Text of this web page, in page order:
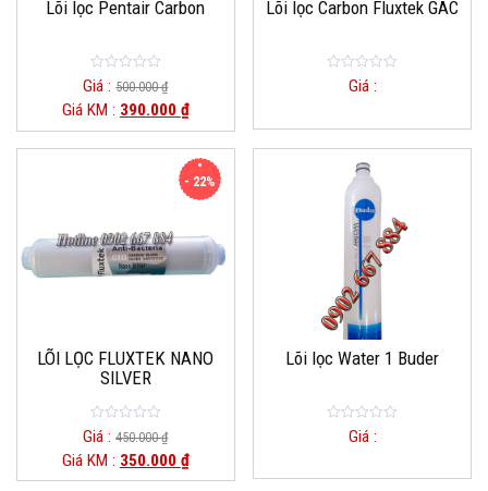
Lõi lọc Pentair Carbon
0
o
u
t
o
f
Giá :500.000₫
Giá KM : 390.000 ₫
Lõi lọc Carbon Fluxtek GAC
o
f
Giá :
- 22%
LÕI LỌC FLUXTEK NANO
SILVER
0
o
u
t
o
Giá :450.000₫
Giá KM : 350.000 ₫
Lõi lọc Water 1 Buder
o
Giá :